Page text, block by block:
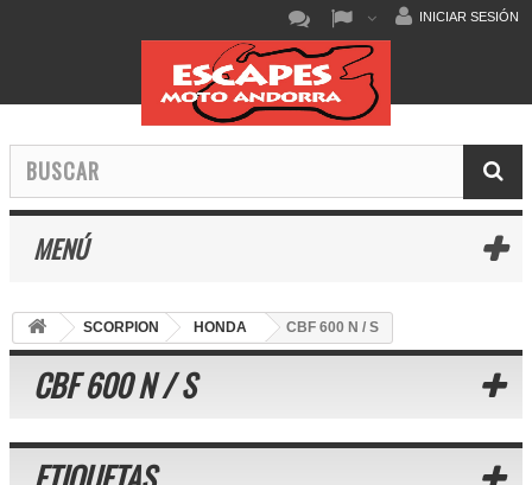
INICIAR SESIÓN
MENÚ
SCORPION HONDA CBF 600 N / S
CBF 600 N / S